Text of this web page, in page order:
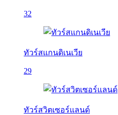
32
ทัวร์สแกนดิเนเวีย
29
ทัวร์สวิตเซอร์แลนด์